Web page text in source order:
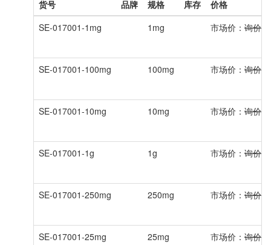
货号
品牌 规格 库存
价格
SE-017001-1mg
1mg 市场价： 询价
SE-017001-100mg 100mg 市场价： 询价
SE-017001-10mg 10mg 市场价： 询价
SE-017001-1g 1g 市场价： 询价
SE-017001-250mg 250mg 市场价： 询价
SE-017001-25mg 25mg 市场价： 询价